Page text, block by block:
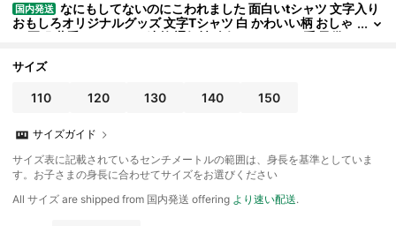
国内発送 なにもしてないのにこわれました 面白いtシャツ 文字入り
おもしろオリジナルグッズ 文字Tシャツ 白 かわいい柄 おしゃ
れ 夏服 薄手 カジュアル 速乾 通気性 人気 ストリート系 子供
サイズ
110 120 130 140 150
サイズガイド
サイズ表に記載されているセンチメートルの範囲は、身長を基準としていま
す。お子さまの身長に合わせてサイズをお選びください
All サイズ are shipped from 国内発送 offering より速い配送.